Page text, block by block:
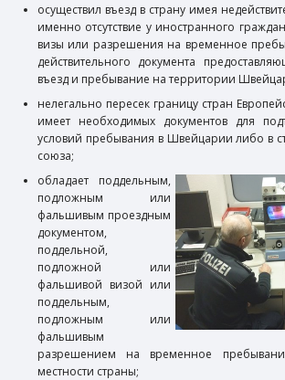
осуществил въезд в страну имея
именно отсутствие у иностранного
визы или разрешения на временное
действительного документа
въезд и пребывание на территории
нелегально пересек границу стран
имеет необходимых документов для
условий пребывания в Швейцарии либо в
союза;
обладает поддельным,
подложным или
фальшивым проездным
документом,
поддельной,
подложной или
фальшивой визой или
поддельным,
подложным или
фальшивым
разрешением на временное
местности страны;